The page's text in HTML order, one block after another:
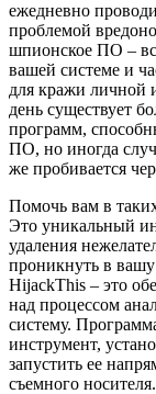
ежедневно
проблемой
шпионское ПО –
вашей системе и
для кражи личной
день существует
программ,
ПО, но иногда
же пробивается
Помочь вам в
Это уникальный
удаления
проникнуть в
HijackThis – это
над процессом
систему.
инструмент,
запустить ее
съемного носителя.